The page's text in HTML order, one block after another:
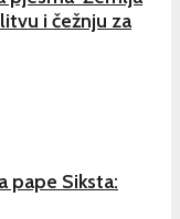
i čežnju za
pape Siksta: